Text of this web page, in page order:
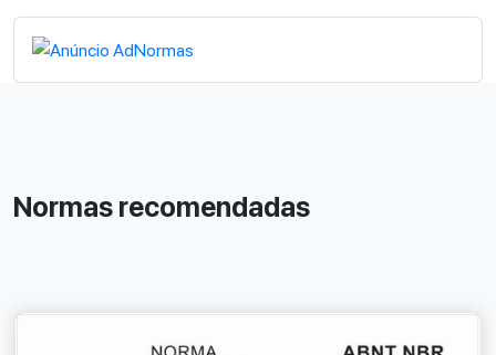
Normas recomendadas